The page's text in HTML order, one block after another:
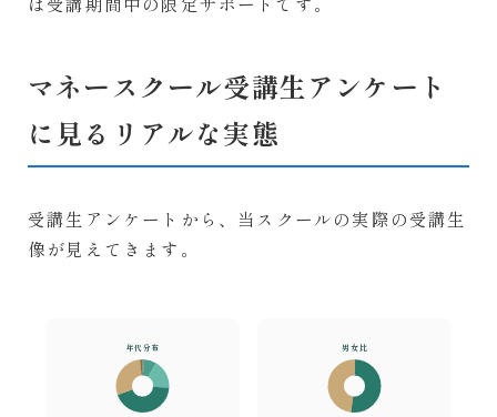
マネースクール受講生アンケート
に見るリアルな実態
受講生アンケートから、当スクールの実際の受講生
像が見えてきます。
年代分布 男女比